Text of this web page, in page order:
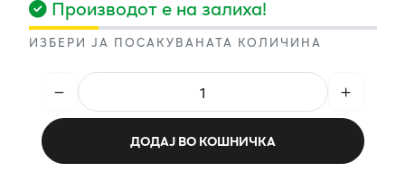
Производот е на залиха!
ИЗБЕРИ ЈА ПОСАКУВАНАТА КОЛИЧИНА
ДОДАЈ ВО КОШНИЧКА